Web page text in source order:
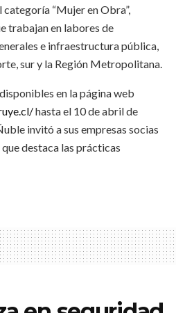
“Mujer en Obra”,
trabajan en labores de
e infraestructura pública,
sur y la Región Metropolitana.
en la página web
hasta el 10 de abril de
invitó a sus empresas socias
destaca las prácticas